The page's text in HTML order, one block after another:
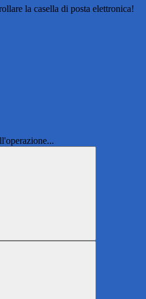
la casella di posta elettronica!